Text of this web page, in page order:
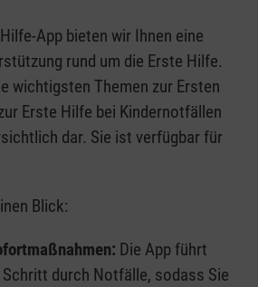
App bieten wir Ihnen eine
rund um die Erste Hilfe.
wichtigsten Themen zur Ersten
Erste Hilfe bei Kindernotfällen
dar. Sie ist verfügbar für
Blick:
Die App führt
durch Notfälle, sodass Sie